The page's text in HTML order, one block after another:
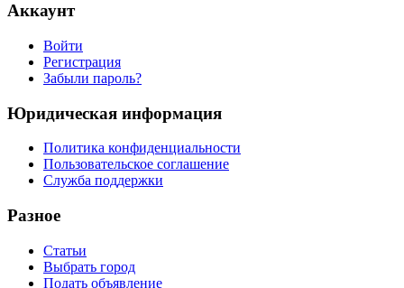
Аккаунт
Войти
Регистрация
Забыли пароль?
Юридическая информация
Политика конфиденциальности
Пользовательское соглашение
Служба поддержки
Разное
Статьи
Выбрать город
Подать объявление